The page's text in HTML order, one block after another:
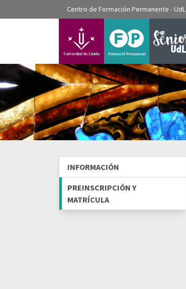
???label.access.jump.content???
???label.access.jump.header???
???label.access.jump.footer???
???label.access.jump.menu???
Centro de Formación Permanente - UdL
INFORMACIÓN
PREINSCRIPCIÓN Y
MATRÍCULA